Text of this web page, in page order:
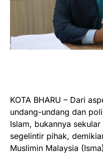
KOTA BHARU – Dari
undang-undang dan
Islam, bukannya
segelintir pihak,
Muslimin Malaysia